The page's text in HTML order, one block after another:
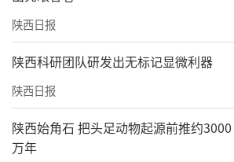
去年还是2300元，今年驾校给
元
位于陕西省东南部的商洛市下
地人所称的市区，即商洛市政
辖区。
陕西日报
陕西科研团队研发出无标记显微利器
陕西日报
陕西始角石 把头足动物起源前推约3000
万年